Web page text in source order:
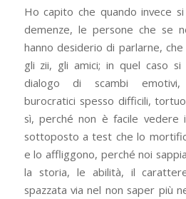
Ho capito che quando invece
demenze, le persone che se
hanno desiderio di parlarne,
gli zii, gli amici; in quel caso
dialogo di scambi emotivi,
burocratici spesso difficili,
sì, perché non è facile vedere
sottoposto a test che lo
e lo affliggono, perché noi
la storia, le abilità, il
spazzata via nel non saper più